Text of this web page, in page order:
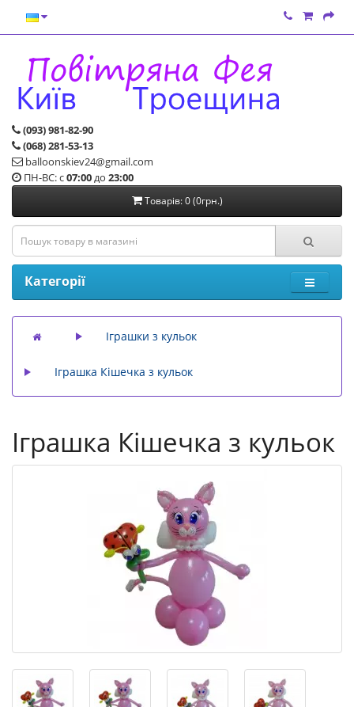
(093) 981-82-90
(068) 281-53-13
balloonskiev24@gmail.com
ПН-ВС: с07:00до 23:00
Товарів: 0 (0грн.)
Категорії
Іграшки з кульок
Іграшка Кішечка з кульок
Іграшка Кішечка з кульок